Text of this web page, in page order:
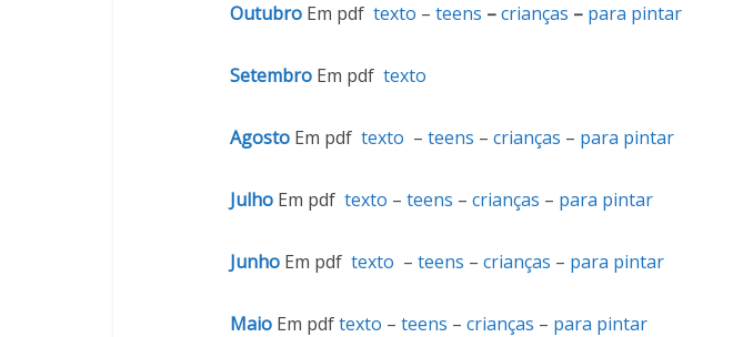
Outubro Em pdf texto – teens –crianças – para pintar
Setembro Em pdf texto
Agosto Em pdf texto – teens – crianças – para pintar
Julho Em pdf texto – teens – crianças – para pintar
Junho Em pdf texto – teens – crianças – para pintar
Maio Em pdftexto – teens – crianças – para pintar